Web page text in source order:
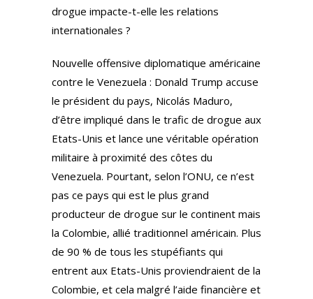
drogue impacte-t-elle les relations
internationales ?
Nouvelle offensive diplomatique américaine
contre le Venezuela : Donald Trump accuse
le président du pays, Nicolás Maduro,
d’être impliqué dans le trafic de drogue aux
Etats-Unis et lance une véritable opération
militaire à proximité des côtes du
Venezuela. Pourtant, selon l’ONU, ce n’est
pas ce pays qui est le plus grand
producteur de drogue sur le continent mais
la Colombie, allié traditionnel américain. Plus
de 90 % de tous les stupéfiants qui
entrent aux Etats-Unis proviendraient de la
Colombie, et cela malgré l’aide financière et